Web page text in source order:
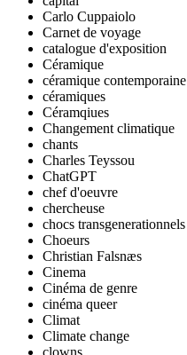
Carlo Cuppaiolo
Carnet de voyage
catalogue d'exposition
Céramique
céramique contemporaine
céramiques
Céramqiues
Changement climatique
chants
Charles Teyssou
ChatGPT
chef d'oeuvre
chercheuse
chocs transgenerationnels
Choeurs
Christian Falsnæs
Cinema
Cinéma de genre
cinéma queer
Climat
Climate change
clowns